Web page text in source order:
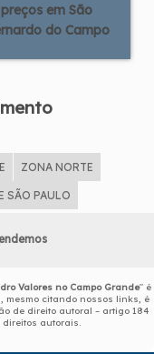
preços em São
do Campo
ZONA NORTE
SÃO PAULO
Valores no Campo Grande" é
mesmo citando nossos links, é
de direito autoral – artigo 184
direitos autorais.